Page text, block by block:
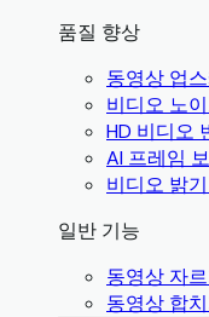
품질 향상
동영상 업
비디오 노
HD 비디오
AI 프레임
비디오 밝
일반 기능
동영상 자
동영상 합